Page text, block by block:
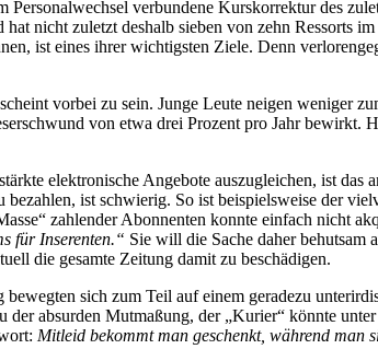
Personalwechsel verbundene Kurskorrektur des
nicht zuletzt deshalb sieben von zehn Ressorts
ist eines ihrer wichtigsten Ziele. Denn
vorbei zu sein. Junge Leute neigen weniger
von etwa drei Prozent pro Jahr
elektronische Angebote auszugleichen, ist
ist schwierig. So ist beispielsweise der
zahlender Abonnenten konnte einfach nicht
für Inserenten.“ Sie will die Sache daher behutsam
die gesamte Zeitung damit zu beschädigen.
sich zum Teil auf einem geradezu
der absurden Mutmaßung, der „Kurier“ könnte
Mitleid bekommt man geschenkt, während man